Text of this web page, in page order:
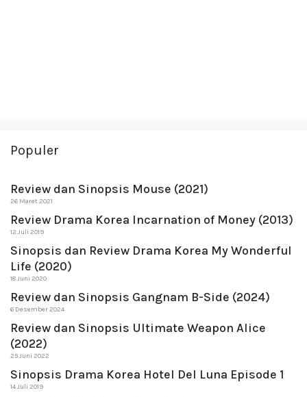
Populer
Review dan Sinopsis Mouse (2021)
26 Maret 2021
Review Drama Korea Incarnation of Money (2013)
12 Juli 2019
Sinopsis dan Review Drama Korea My Wonderful
Life (2020)
18 Juni 2020
Review dan Sinopsis Gangnam B-Side (2024)
6 Desember 2024
Review dan Sinopsis Ultimate Weapon Alice
(2022)
25 Juni 2022
Sinopsis Drama Korea Hotel Del Luna Episode 1
14 Juli 2019